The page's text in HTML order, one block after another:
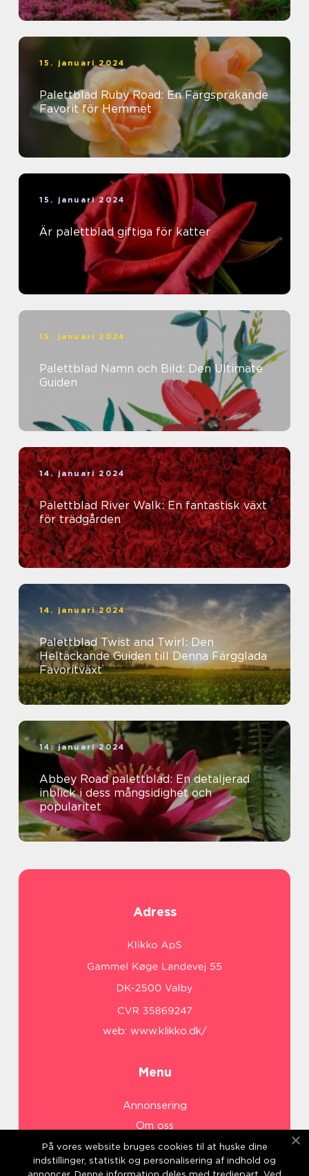
15. januari 2024
Palettblad Ruby Road: En Färgsprakande
Favorit för Hemmet
15. januari 2024
Är palettblad giftiga för katter
15. januari 2024
Palettblad Namn och Bild: Den Ultimate
Guiden
14. januari 2024
Palettblad River Walk: En fantastisk växt
för trädgården
14. januari 2024
Palettblad Twist and Twirl: Den
Heltäckande Guiden till Denna Färgglada
Favoritväxt
14. januari 2024
Abbey Road palettblad: En detaljerad
inblick i dess mångsidighet och
popularitet
Adress
web: www.klikko.dk/
Menu
Annonsering
Om oss
Cookies
Kontakta oss
På vores website bruges cookies til at huske dine
indstillinger, statistik og personalisering af indhold og